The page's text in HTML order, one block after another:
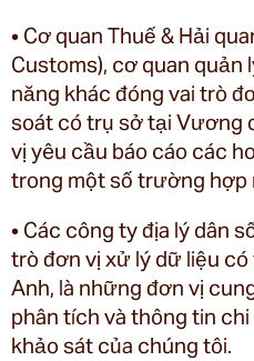
• Cơ quan Thuế & Hải
Customs), cơ quan
năng khác đóng vai trò
soát có trụ sở tại Vương
vị yêu cầu báo cáo các
trong một số trường hợp
• Các công ty địa lý dân
trò đơn vị xử lý dữ liệu
Anh, là những đơn vị
phân tích và thông tin
khảo sát của chúng tôi.